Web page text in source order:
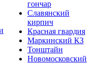
гончар
Славянский
кирпич
Красная гвардия
Маркинский КЗ
Тонштайн
Новомосковский